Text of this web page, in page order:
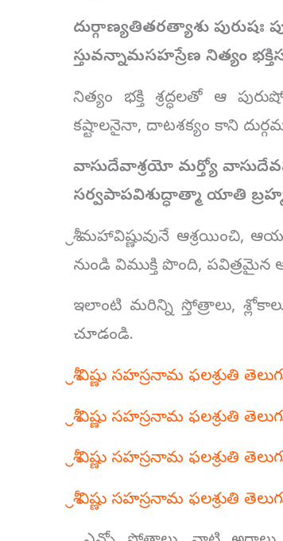
దుర్గాణ్యతితరత్యాశు పురుషః
స్తువన్నామసహస్రేణ నిత్యం
నిత్యం భక్తి శ్రద్ధలతో ఆ
కష్టాలనైనా, దాటశక్యం కాని
వాసుదేవాశ్రయో మర్త్యో
సర్వపాపవిశుద్ధాత్మా యాతి
శ్రీ మహావిష్ణువునే ఆశ్రయించి,
నుండి విముక్తి పొంది,
ఇలాంటి మరిన్ని స్తోత్రాలు,
చూడండి.
శ్రీ విష్ణు సహస్రనామ ఫలశ్రుతి
శ్రీ విష్ణు సహస్రనామ ఫలశ్రుతి
శ్రీ విష్ణు సహస్రనామ ఫలశ్రుతి
శ్రీ విష్ణు సహస్రనామ ఫలశ్రుతి